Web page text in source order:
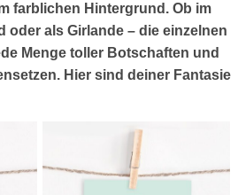
farblichen Hintergrund. Ob im
oder als Girlande – die einzelnen
Menge toller Botschaften und
Hier sind deiner Fantasie